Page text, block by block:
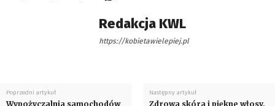
Redakcja KWL
https://kobietawielepiej.pl
Poprzedni artykuł
Wypożyczalnia samochodów
Następny artykuł
Zdrowa skóra i piękne włosy,